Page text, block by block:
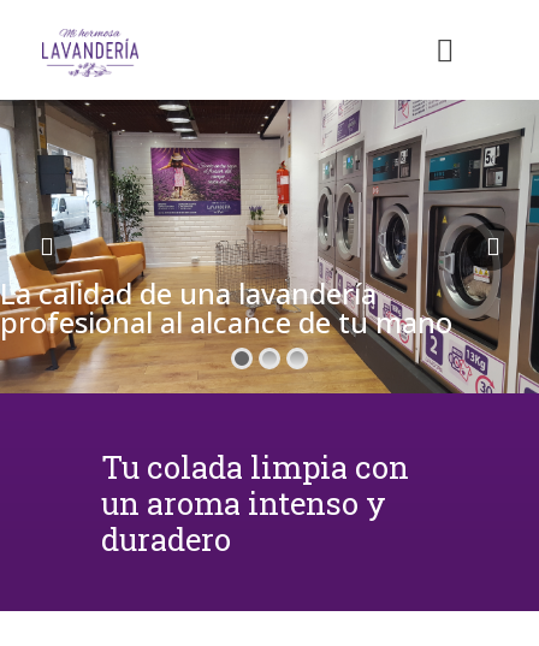
La calidad de una lavandería
profesional al alcance de tu mano
Tu colada limpia con
un aroma intenso y
duradero